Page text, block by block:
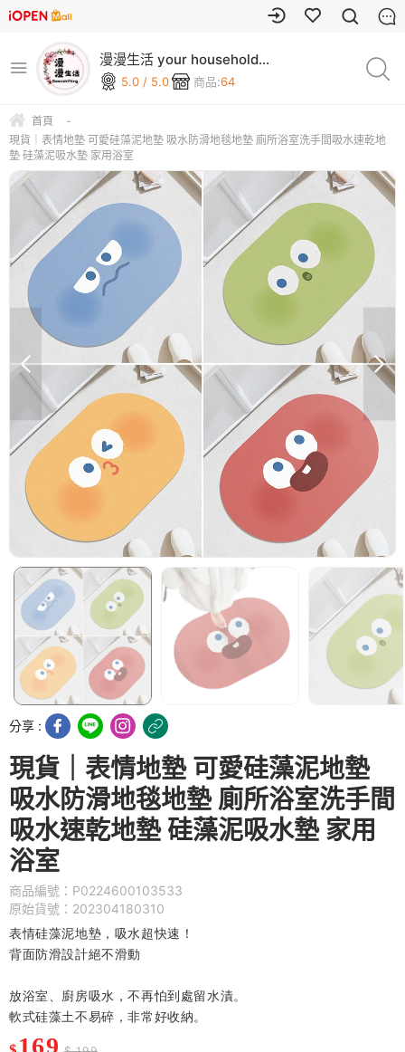
漫漫生活 your household
goods5.0 / 5.0 商品:64
首頁
-
現貨｜表情地墊 可愛硅藻泥地墊 吸水防滑地毯地墊 廁所浴室洗手間吸水速乾地
墊 硅藻泥吸水墊 家用浴室
分享 :
現貨｜表情地墊 可愛硅藻泥地墊
吸水防滑地毯地墊 廁所浴室洗手間
吸水速乾地墊 硅藻泥吸水墊 家用
浴室
商品編號：P0224600103533
原始貨號：202304180310
表情硅藻泥地墊，吸水超快速！
背面防滑設計絕不滑動
放浴室、廚房吸水，不再怕到處留水漬。
軟式硅藻土不易碎，非常好收納。
169